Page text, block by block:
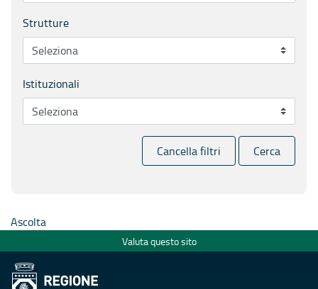
Strutture
Istituzionali
Cancella filtri Cerca
Ascolta
Valuta questo sito